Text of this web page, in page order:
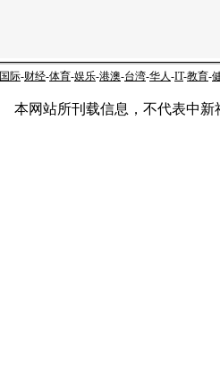
国际-财经-体育-娱乐-港澳-台湾-华人-IT-教育-
本网站所刊载信息，不代表中